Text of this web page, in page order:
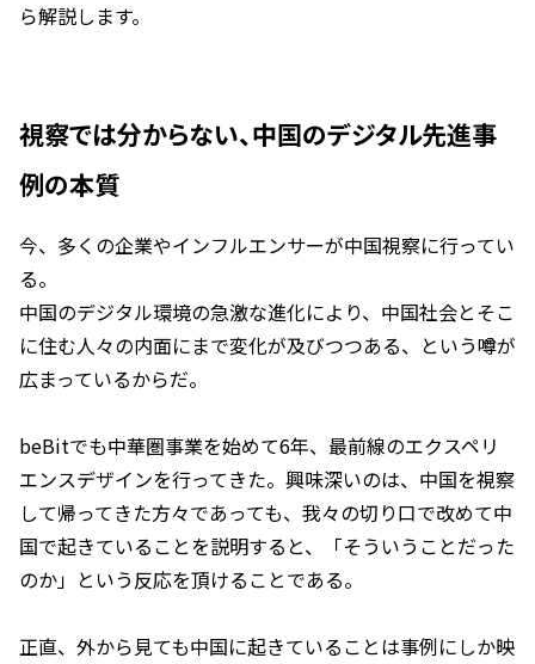
ら解説します。
視察では分からない、中国のデジタル先進事
例の本質
今、多くの企業やインフルエンサーが中国視察に行ってい
る。
中国のデジタル環境の急激な進化により、中国社会とそこ
に住む人々の内面にまで変化が及びつつある、という噂が
広まっているからだ。
beBitでも中華圏事業を始めて6年、最前線のエクスペリ
エンスデザインを行ってきた。興味深いのは、中国を視察
して帰ってきた方々であっても、我々の切り口で改めて中
国で起きていることを説明すると、「そういうことだった
のか」という反応を頂けることである。
正直、外から見ても中国に起きていることは事例にしか映